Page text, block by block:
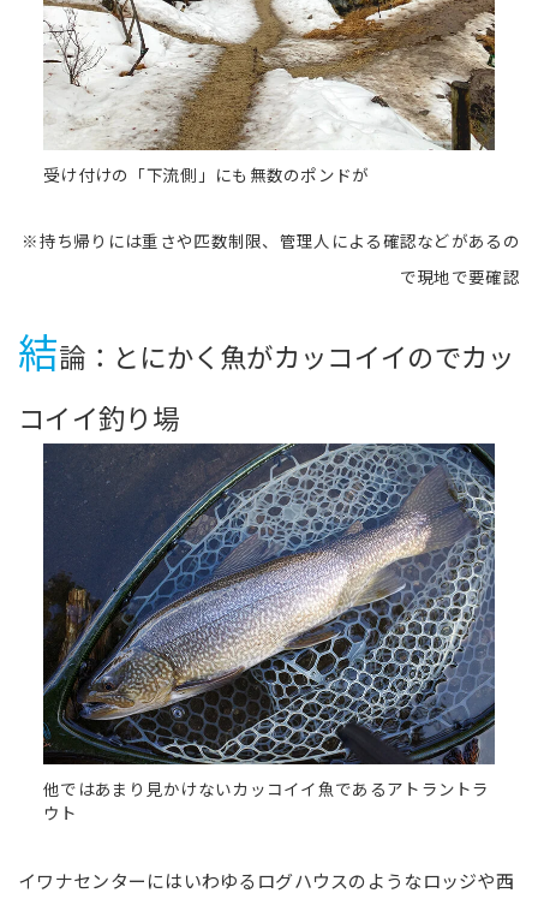
受け付けの「下流側」にも無数のポンドが
※持ち帰りには重さや匹数制限、管理人による確認などがあるの
で現地で要確認
結論：とにかく魚がカッコイイのでカッ
コイイ釣り場
他ではあまり見かけないカッコイイ魚であるアトラントラ
ウト
イワナセンターにはいわゆるログハウスのようなロッジや西